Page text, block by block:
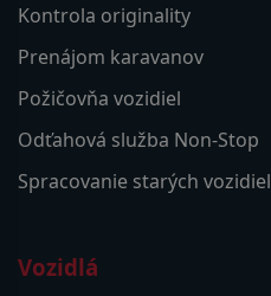
Kontrola originality
Prenájom karavanov
Požičovňa vozidiel
Odťahová služba Non-Stop
Spracovanie starých vozidiel
Vozidlá